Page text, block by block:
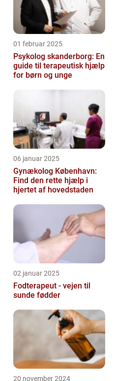
01 februar 2025
Psykolog skanderborg: En
guide til terapeutisk hjælp
for børn og unge
06 januar 2025
Gynækolog København:
Find den rette hjælp i
hjertet af hovedstaden
02 januar 2025
Fodterapeut - vejen til
sunde fødder
20 november 2024